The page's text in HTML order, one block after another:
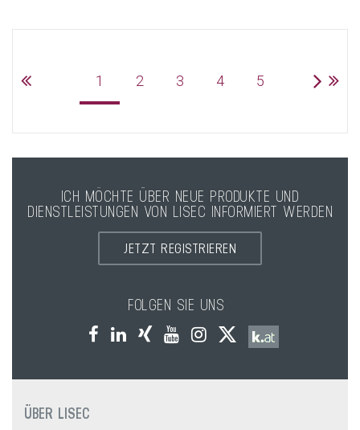
1 2 3 4 5
ICH MÖCHTE ÜBER NEUE PRODUKTE UND
DIENSTLEISTUNGEN VON LISEC INFORMIERT WERDEN
JETZT REGISTRIEREN
FOLGEN SIE UNS
ÜBER LISEC